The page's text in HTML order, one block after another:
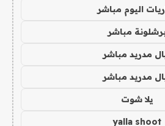
اليوم مباشر
مباشر
مدريد مباشر
مدريد مباشر
يلا شوت
yalla shoot